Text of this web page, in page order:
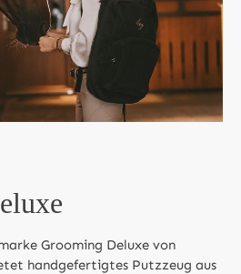
Grooming Deluxe von
handgefertigtes Putzzeug aus